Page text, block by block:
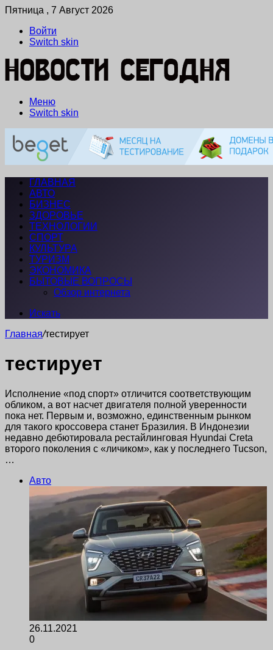
Пятница , 7 Август 2026
Войти
Switch skin
Меню
Switch skin
ГЛАВНАЯ
АВТО
БИЗНЕС
ЗДОРОВЬЕ
ТЕХНОЛОГИИ
СПОРТ
КУЛЬТУРА
ТУРИЗМ
ЭКОНОМИКА
БЫТОВЫЕ ВОПРОСЫ
Обзор интернета
Искать
Главная/тестирует
тестирует
Исполнение «под спорт» отличится соответствующим
обликом, а вот насчет двигателя полной уверенности
пока нет. Первым и, возможно, единственным рынком
для такого кроссовера станет Бразилия. В Индонезии
недавно дебютировала рестайлинговая Hyundai Creta
второго поколения с «личиком», как у последнего Tucson,
…
Авто
26.11.2021
0